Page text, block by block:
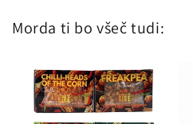
Morda ti bo všeč tudi: